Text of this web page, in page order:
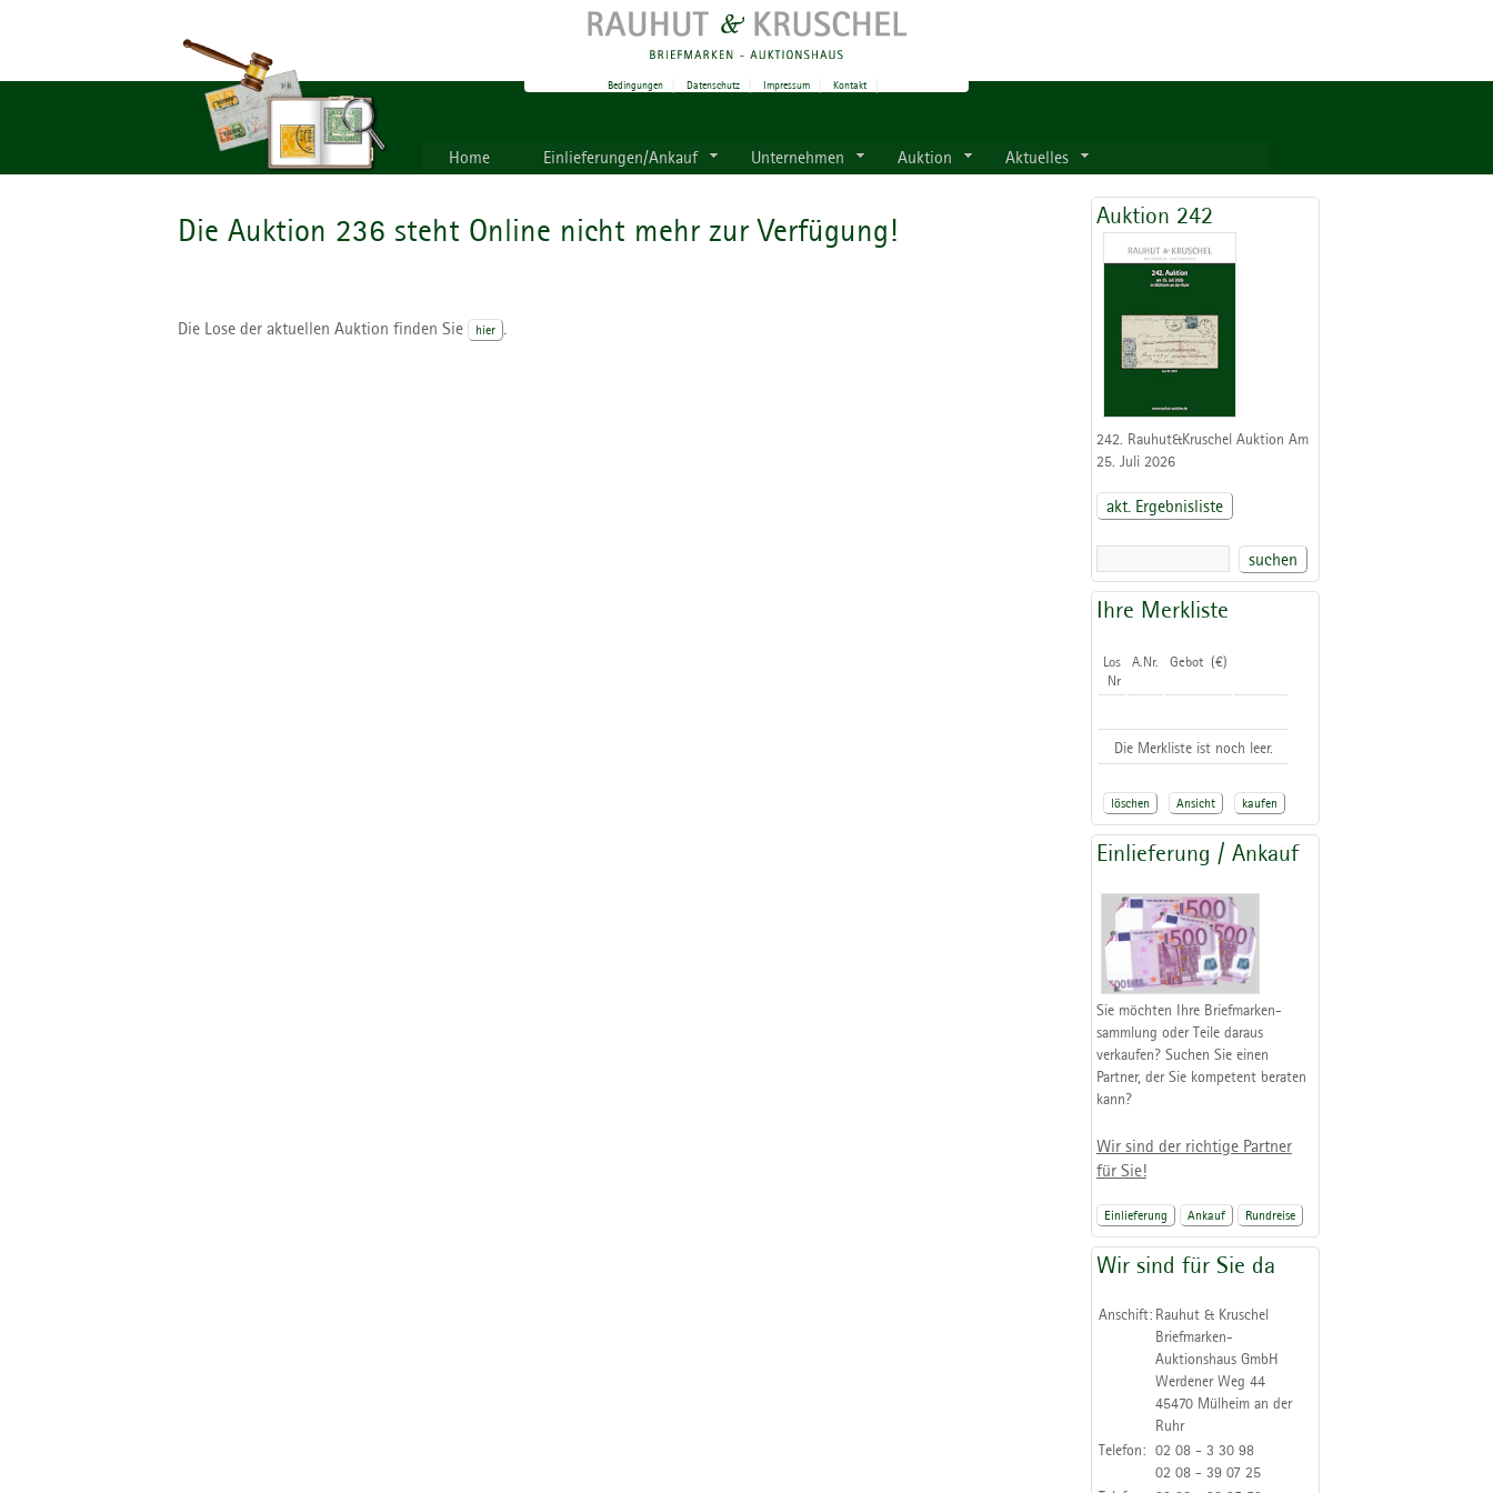
Bedingungen| Datenschutz| Impressum| Kontakt|
Home Einlieferungen/Ankauf Unternehmen Auktion Aktuelles
Die Auktion 236 steht Online nicht mehr zur Verfügung!
Die Lose der aktuellen Auktion finden Sie hier
Auktion 242
242. Rauhut&Kruschel Auktion Am
25. Juli 2026
akt. Ergebnisliste
suchen
Ihre Merkliste
Los
Nr
A.Nr. Gebot (€)
Die Merkliste ist noch leer.
löschen Ansicht kaufen
Einlieferung / Ankauf
Sie möchten Ihre Briefmarken-
sammlung oder Teile daraus
verkaufen? Suchen Sie einen
Partner, der Sie kompetent beraten
kann?
Wir sind der richtige Partner
für Sie!
Einlieferung Ankauf Rundreise
Wir sind für Sie da
Anschift: Rauhut & Kruschel
Briefmarken-
Auktionshaus GmbH
Werdener Weg 44
45470 Mülheim an der
Ruhr
Telefon: 02 08 - 3 30 98
02 08 - 39 07 25